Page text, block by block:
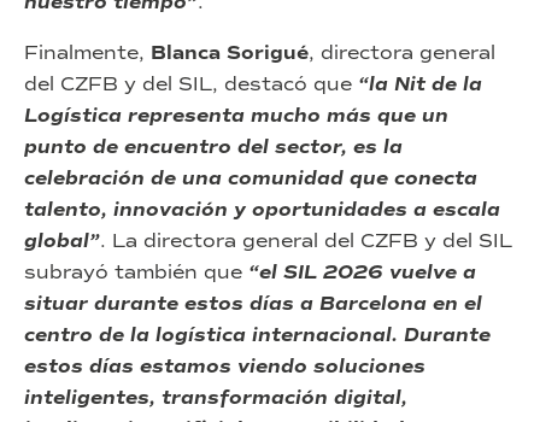
Finalmente, Blanca Sorigué, directora general
del CZFB y del SIL, destacó que “la Nit de la
Logística representa mucho más que un
punto de encuentro del sector, es la
celebración de una comunidad que conecta
talento, innovación y oportunidades a escala
global”. La directora general del CZFB y del SIL
subrayó también que “el SIL 2026 vuelve a
situar durante estos días a Barcelona en el
centro de la logística internacional. Durante
estos días estamos viendo soluciones
inteligentes, transformación digital,